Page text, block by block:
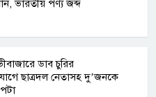
ভারতীয় পণ্য জব্দ
ডাব চুরির
ছাত্রদল নেতাসহ দু’জনকে